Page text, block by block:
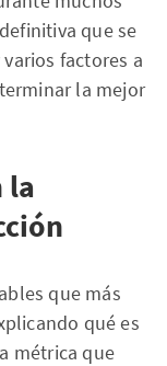
que se
factores a
la mejor
la
que más
qué es
métrica que